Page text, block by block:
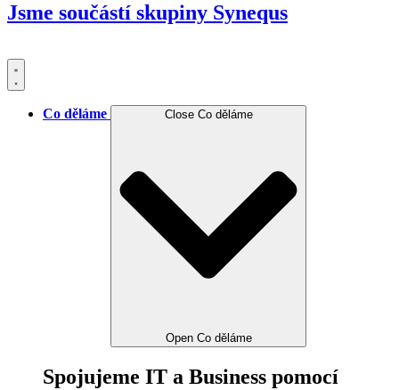
Jsme součástí skupiny Synequs
Co děláme Close Co děláme
Open Co děláme
Spojujeme IT a Business pomocí